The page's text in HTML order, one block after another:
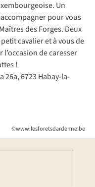
Un
pour vous
des Forges. Deux
cavalier et à vous de
de caresser
!
26a, 6723 Habay-la-
©www.lesforetsdardenne.be